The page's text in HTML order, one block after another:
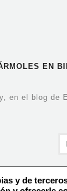
EN
en el blog de
y de